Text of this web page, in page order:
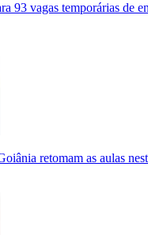
93 vagas temporárias de
retomam as aulas